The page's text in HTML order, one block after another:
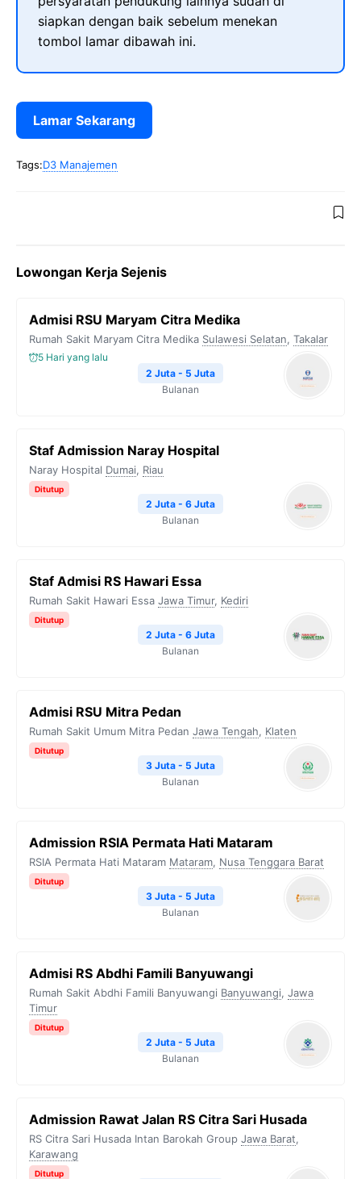
siapkan dengan baik sebelum menekan
tombol lamar dibawah ini.
Lamar Sekarang
Tags:D3 Manajemen
Lowongan Kerja Sejenis
Admisi RSU Maryam Citra Medika
Rumah Sakit Maryam Citra Medika Sulawesi Selatan, Takalar
5 Hari yang lalu
2 Juta - 5 Juta
Bulanan
Staf Admission Naray Hospital
Naray Hospital Dumai, Riau
Ditutup
2 Juta - 6 Juta
Bulanan
Staf Admisi RS Hawari Essa
Rumah Sakit Hawari Essa Jawa Timur, Kediri
Ditutup
2 Juta - 6 Juta
Bulanan
Admisi RSU Mitra Pedan
Rumah Sakit Umum Mitra Pedan Jawa Tengah, Klaten
Ditutup
3 Juta - 5 Juta
Bulanan
Admission RSIA Permata Hati Mataram
RSIA Permata Hati Mataram Mataram, Nusa Tenggara Barat
Ditutup
3 Juta - 5 Juta
Bulanan
Admisi RS Abdhi Famili Banyuwangi
Rumah Sakit Abdhi Famili Banyuwangi Banyuwangi, Jawa
Timur
Ditutup
2 Juta - 5 Juta
Bulanan
Admission Rawat Jalan RS Citra Sari Husada
RS Citra Sari Husada Intan Barokah Group Jawa Barat,
Karawang
Ditutup